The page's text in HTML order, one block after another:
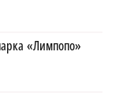
«Лимпопо»